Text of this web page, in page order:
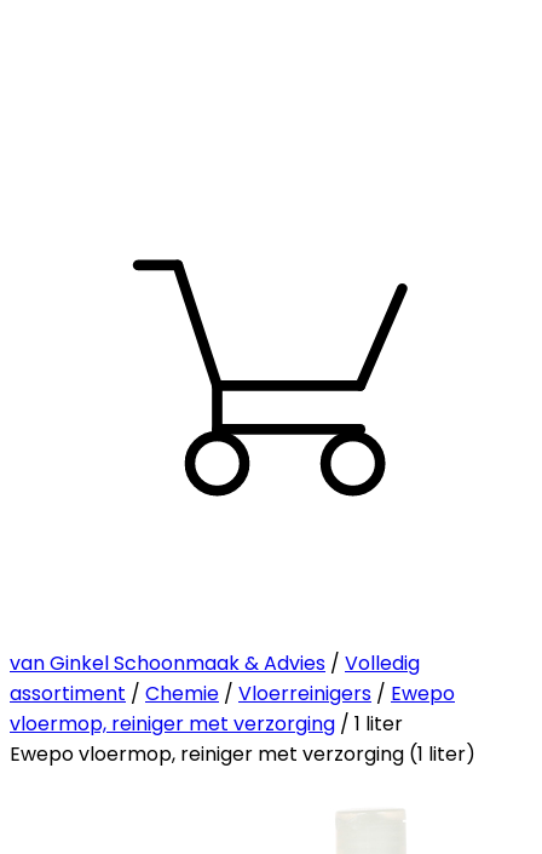
van Ginkel Schoonmaak & Advies / Volledig
assortiment / Chemie / Vloerreinigers / Ewepo
vloermop, reiniger met verzorging / 1 liter
Ewepo vloermop, reiniger met verzorging (1 liter)